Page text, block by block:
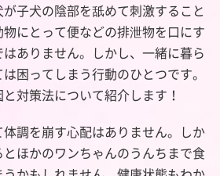
子犬の陰部を舐めて刺激すること
にとって便などの排泄物を口にす
ありません。しかし、一緒に暮ら
困ってしまう行動のひとつです。
対策法について紹介します！
調を崩す心配はありません。しか
ほかのワンちゃんのうんちまで食